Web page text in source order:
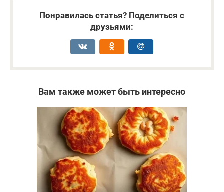
Понравилась статья? Поделиться с
друзьями:
Вам также может быть интересно